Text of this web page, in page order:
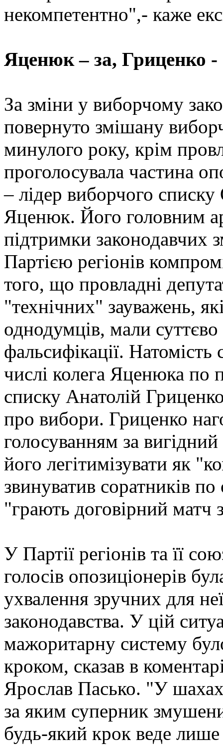
некомпетентно",- каже
Яценюк – за, Гриценко -
За зміни у виборчому
повернуто змішану
минулого року, крім
проголосувала частина
– лідер виборчого списку
Яценюк. Його головним
підтримки законодавчих
Партією регіонів
того, що провладні
"технічних" зауважень,
однодумців, мали
фальсифікації.
числі колега Яценюка по
списку Анатолій
про вибори. Гриценко
голосуванням за
його легітимізувати як
звинуватив соратників
"грають договірний матч
У Партії регіонів та її
голосів опозиціонерів
ухвалення зручних для
законодавства. У цій
мажоритарну систему
кроком, сказав в
Ярослав Пасько. "У
за яким суперник
будь-який крок веде